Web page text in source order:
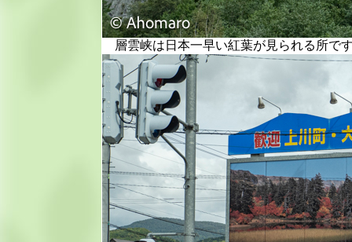
層雲峡は日本一早い紅葉が見られる所で